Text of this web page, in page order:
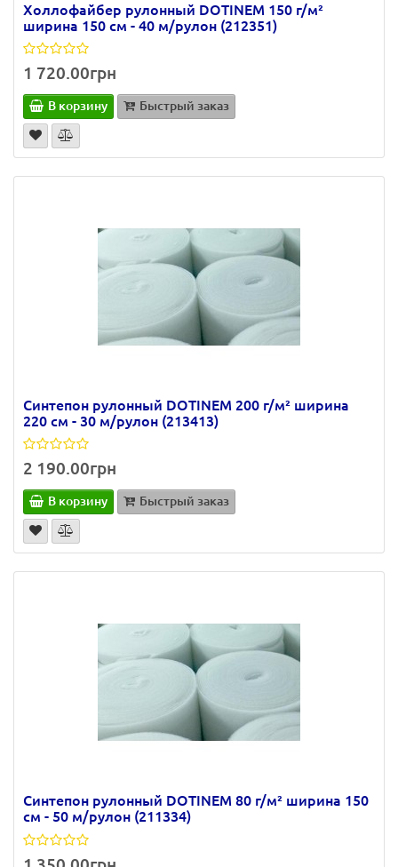
Холлофайбер рулонный DOTINEM 150 г/м²
ширина 150 см - 40 м/рулон (212351)
1 720.00грн
В корзину Быстрый заказ
Синтепон рулонный DOTINEM 200 г/м² ширина
220 см - 30 м/рулон (213413)
2 190.00грн
В корзину Быстрый заказ
Синтепон рулонный DOTINEM 80 г/м² ширина 150
см - 50 м/рулон (211334)